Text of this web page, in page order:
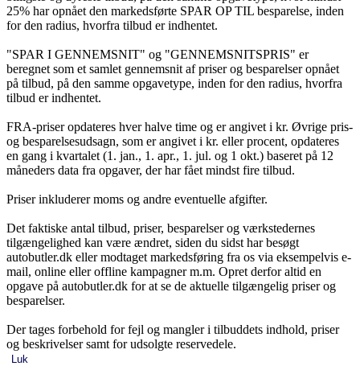
25% har opnået den markedsførte SPAR OP TIL besparelse, inden
for den radius, hvorfra tilbud er indhentet.
"SPAR I GENNEMSNIT" og "GENNEMSNITSPRIS" er
beregnet som et samlet gennemsnit af priser og besparelser opnået
på tilbud, på den samme opgavetype, inden for den radius, hvorfra
tilbud er indhentet.
FRA-priser opdateres hver halve time og er angivet i kr. Øvrige pris-
og besparelsesudsagn, som er angivet i kr. eller procent, opdateres
en gang i kvartalet (1. jan., 1. apr., 1. jul. og 1 okt.) baseret på 12
måneders data fra opgaver, der har fået mindst fire tilbud.
Priser inkluderer moms og andre eventuelle afgifter.
Det faktiske antal tilbud, priser, besparelser og værkstedernes
tilgængelighed kan være ændret, siden du sidst har besøgt
autobutler.dk eller modtaget markedsføring fra os via eksempelvis e-
mail, online eller offline kampagner m.m. Opret derfor altid en
opgave på autobutler.dk for at se de aktuelle tilgængelig priser og
besparelser.
Der tages forbehold for fejl og mangler i tilbuddets indhold, priser
og beskrivelser samt for udsolgte reservedele.
Luk